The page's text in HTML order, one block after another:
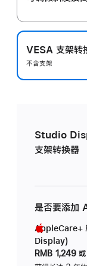
VESA 支架转
不含支架
Studio
支架转换器
是否要添加
AppleCare+
Display)
RMB 1,249 或